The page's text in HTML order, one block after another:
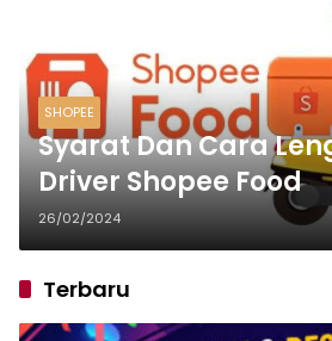
SHOPEE
Syarat Dan Cara
Driver Shopee Food
26/02/2024
Terbaru